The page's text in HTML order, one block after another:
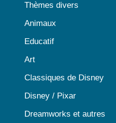
Thèmes divers
Animaux
Educatif
Art
Classiques de Disney
Disney / Pixar
Dreamworks et autres